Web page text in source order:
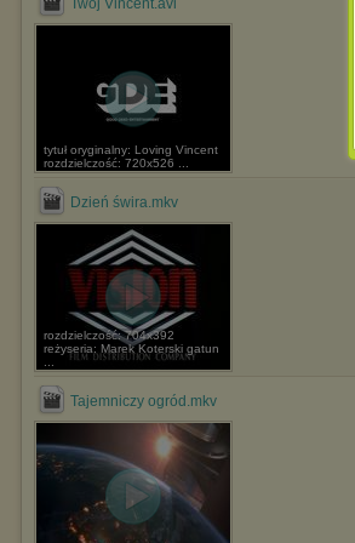
Twój Vincent.avi
tytuł oryginalny: Loving Vincent
rozdzielczość: 720x526 ...
Dzień świra.mkv
rozdzielczość: 704x392
reżyseria: Marek Koterski gatun
Tajemniczy ogród.mkv